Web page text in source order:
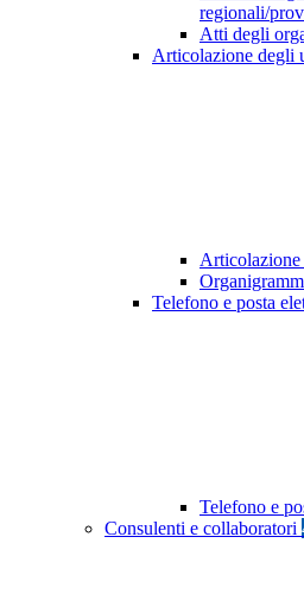
regionali/
Atti degli
Articolazione degli
Telefono e posta
Telefono e
Consulenti e collaboratori